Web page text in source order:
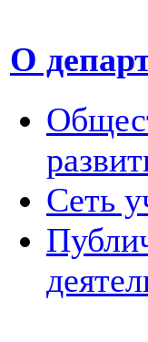
О
Сеть